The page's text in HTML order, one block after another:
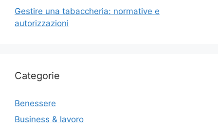
Gestire una tabaccheria: normative e
autorizzazioni
Categorie
Benessere
Business & lavoro